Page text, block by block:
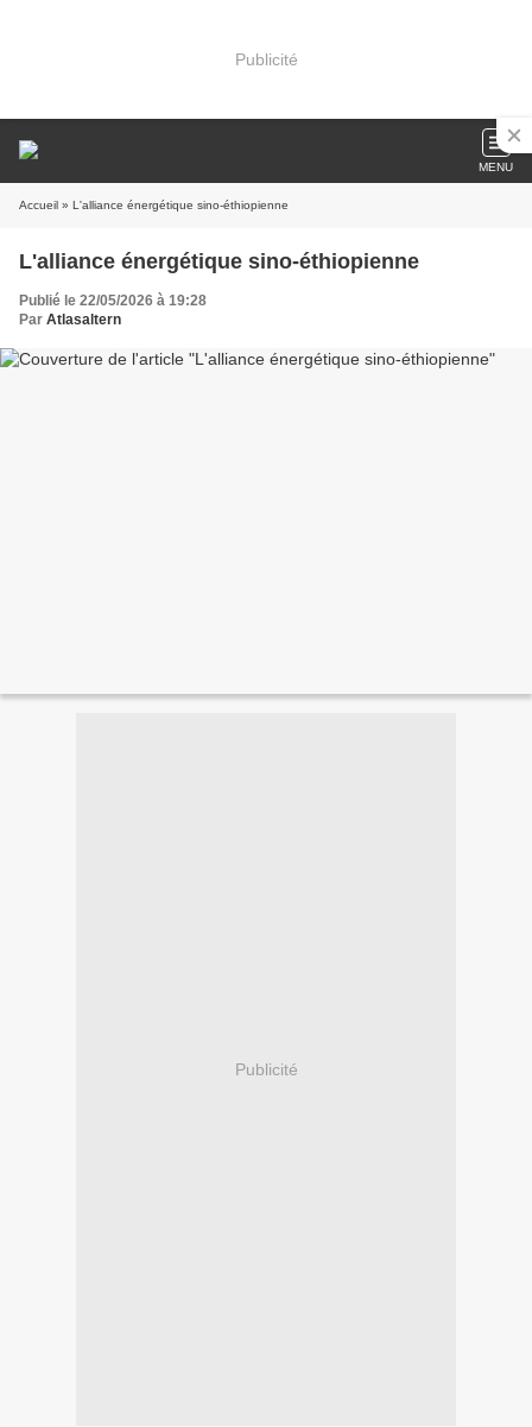
Publicité
MENU
Accueil » L'alliance énergétique sino-éthiopienne
L'alliance énergétique sino-éthiopienne
Publié le 22/05/2026 à 19:28
Par Atlasaltern
Publicité